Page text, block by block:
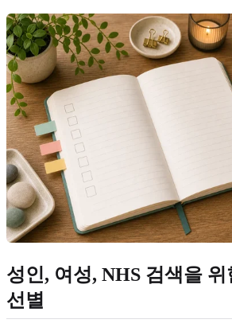
성인, 여성, NHS 검색을
선별